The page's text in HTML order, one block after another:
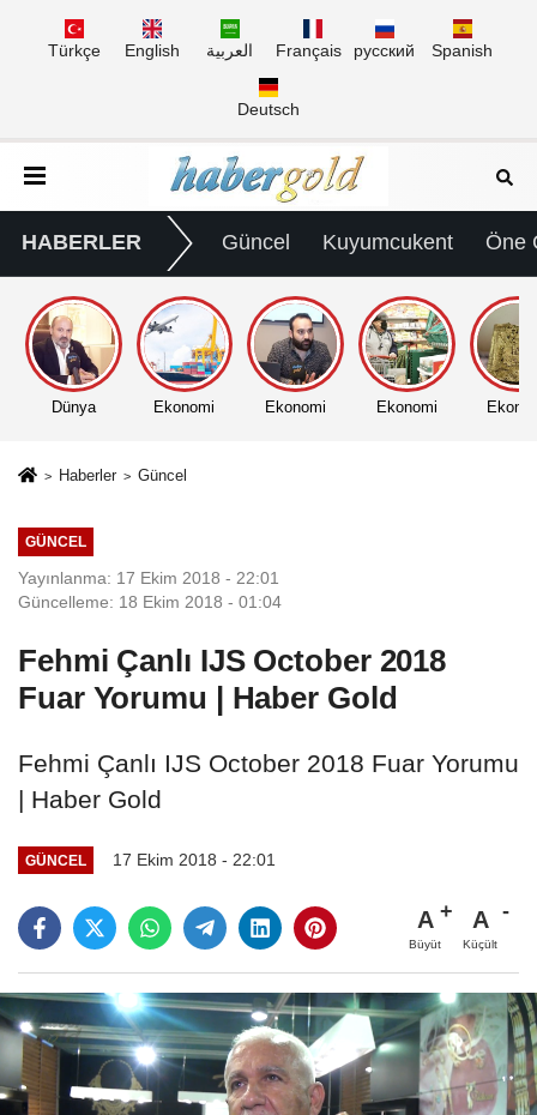
Türkçe English العربية Français русский Spanish
Deutsch
HABERLER Güncel Kuyumcukent Öne
Dünya Ekonomi Ekonomi Ekonomi
Haberler Güncel
GÜNCEL
Yayınlanma: 17 Ekim 2018 - 22:01
Güncelleme: 18 Ekim 2018 - 01:04
Fehmi Çanlı IJS October 2018
Fuar Yorumu | Haber Gold
Fehmi Çanlı IJS October 2018 Fuar Yorumu
| Haber Gold
GÜNCEL 17 Ekim 2018 - 22:01
A
Büyüt
A
Küçült